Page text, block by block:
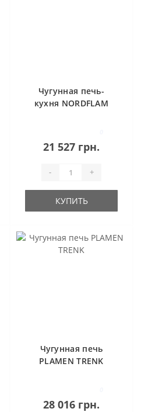
Чугунная печь-
кухня NORDFLAM
21 527 грн.
- +
КУПИТЬ
Чугунная печь
PLAMEN TRENK
28 016 грн.